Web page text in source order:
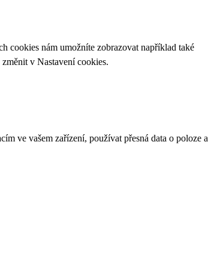
cookies nám umožníte zobrazovat například také
změnit v Nastavení cookies.
ve vašem zařízení, používat přesná data o poloze a